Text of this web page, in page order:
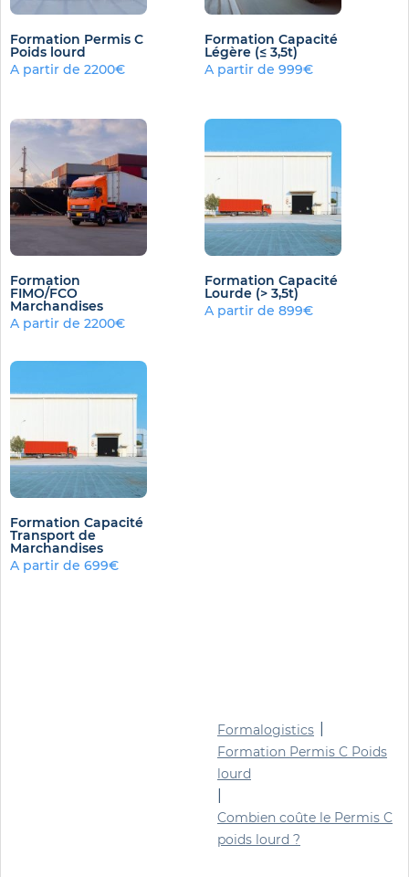
Formalogistics
Formation Permis C Poids
lourd
Combien coûte le Permis C
poids lourd ?
Formation Permis C
Poids lourd
A partir de 2200€
Formation Capacité
Légère (≤ 3,5t)
A partir de 999€
Formation
FIMO/FCO
Marchandises
A partir de 2200€
Formation Capacité
Lourde (> 3,5t)
A partir de 899€
Formation Capacité
Transport de
Marchandises
A partir de 699€